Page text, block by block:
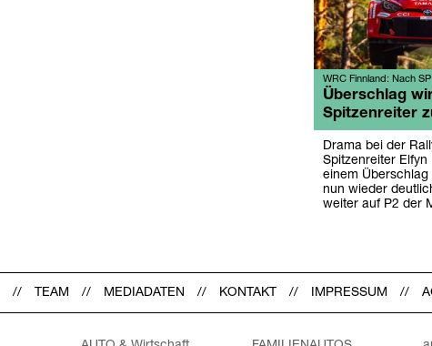
WRC Finnland: Nach
Überschlag
Spitzenreiter
Drama bei der
Spitzenreiter Elfyn
einem
nun wieder
weiter auf P2 der
TEAM MEDIADATEN KONTAKT IMPRESSUM